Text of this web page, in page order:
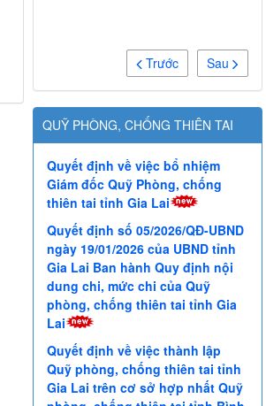
QUỸ PHÒNG, CHỐNG THIÊN TAI
Giám đốc Quỹ Phòng, chống
thiên tai tỉnh Gia Lai
Quyết định số 05/2026/QĐ-UBND
ngày 19/01/2026 của UBND tỉnh
Gia Lai Ban hành Quy định nội
dung chi, mức chi của Quỹ
phòng, chống thiên tai tỉnh Gia
Lai
Quyết định về việc thành lập
Quỹ phòng, chống thiên tai tỉnh
Gia Lai trên cơ sở hợp nhất Quỹ
phòng, chống thiên tai tỉnh Bình
Định và Quỹ phòng, chống thiên
tai tỉnh Gia Lai (cũ)